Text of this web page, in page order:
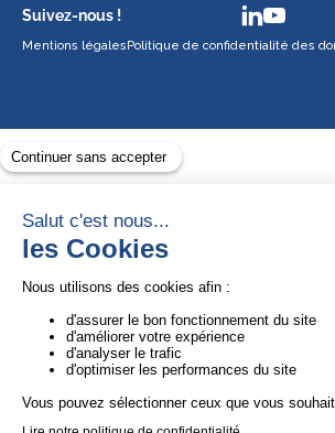
Suivez-nous !
Mentions légalesPolitique de confidentialité des
1ère Organisation de l’ESS certifiée